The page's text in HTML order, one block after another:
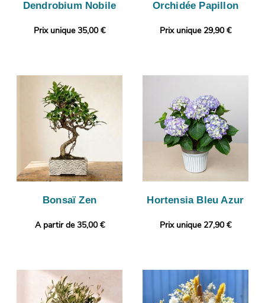
Dendrobium Nobile
Prix unique 35,00 €
Orchidée Papillon
Prix unique 29,90 €
Bonsaï Zen
A partir de 35,00 €
Hortensia Bleu Azur
Prix unique 27,90 €